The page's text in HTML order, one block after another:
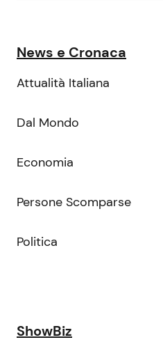
News e Cronaca
Attualità Italiana
Dal Mondo
Economia
Persone Scomparse
Politica
ShowBiz